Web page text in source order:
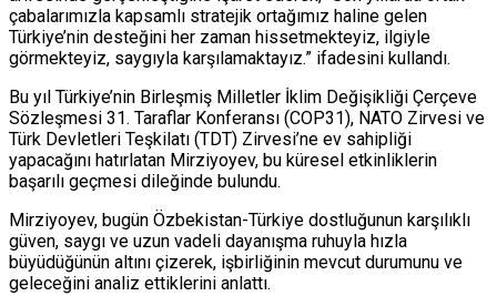
çabalarımızla kapsamlı stratejik ortağımız haline gelen
Türkiye’nin desteğini her zaman hissetmekteyiz, ilgiyle
görmekteyiz, saygıyla karşılamaktayız.” ifadesini kullandı.
Bu yıl Türkiye’nin Birleşmiş Milletler İklim Değişikliği Çerçeve
Sözleşmesi 31. Taraflar Konferansı (COP31), NATO Zirvesi ve
Türk Devletleri Teşkilatı (TDT) Zirvesi’ne ev sahipliği
yapacağını hatırlatan Mirziyoyev, bu küresel etkinliklerin
başarılı geçmesi dileğinde bulundu.
Mirziyoyev, bugün Özbekistan-Türkiye dostluğunun karşılıklı
güven, saygı ve uzun vadeli dayanışma ruhuyla hızla
büyüdüğünün altını çizerek, işbirliğinin mevcut durumunu ve
geleceğini analiz ettiklerini anlattı.